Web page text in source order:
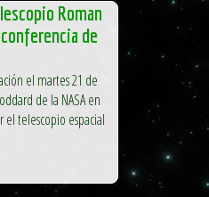
Roman
de
el martes 21 de
de la NASA en
telescopio espacial